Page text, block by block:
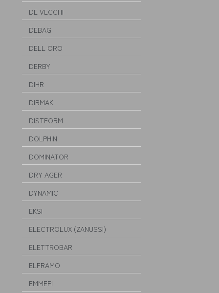
DE VECCHI
DEBAG
DELL ORO
DERBY
DIHR
DIRMAK
DISTFORM
DOLPHIN
DOMINATOR
DRY AGER
DYNAMIC
EKSI
ELECTROLUX (ZANUSSI)
ELETTROBAR
ELFRAMO
EMMEPI